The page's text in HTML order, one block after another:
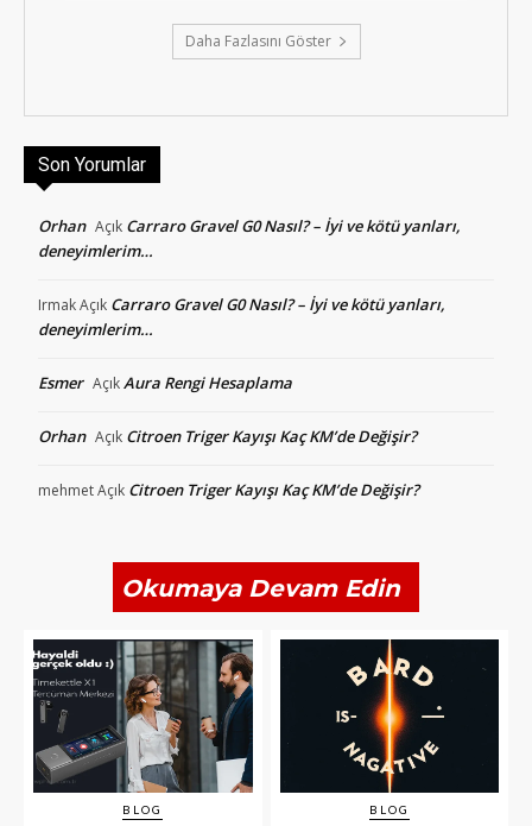
Daha Fazlasını Göster
Son Yorumlar
Orhan Açık Carraro Gravel G0 Nasıl? – İyi ve kötü yanları,
deneyimlerim…
IrmakAçık Carraro Gravel G0 Nasıl? – İyi ve kötü yanları,
deneyimlerim…
Esmer AçıkAura Rengi Hesaplama
Orhan Açık Citroen Triger Kayışı Kaç KM’de Değişir?
mehmetAçık Citroen Triger Kayışı Kaç KM’de Değişir?
Okumaya Devam Edin
BLOG BLOG